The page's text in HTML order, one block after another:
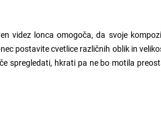
videz lonca omogoča, da svoje
postavite cvetlice različnih oblik in
spregledati, hkrati pa ne bo motila